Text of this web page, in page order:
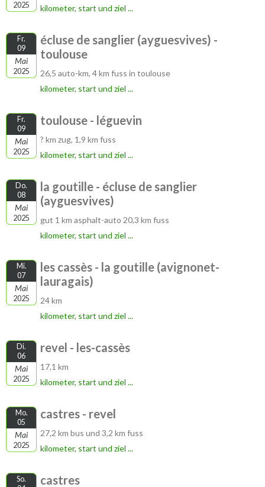
2025
kilometer, start und ziel ...
Fr.
09
Mai
2025
écluse de sanglier (ayguesvives) -
toulouse
26,5 auto-km, 4 km fuss in toulouse
kilometer, start und ziel ...
Fr.
09
Mai
2025
toulouse - léguevin
? km zug, 1,9 km fuss
kilometer, start und ziel ...
Do.
08
Mai
2025
la goutille - écluse de sanglier
(ayguesvives)
gut 1 km asphalt-auto 20,3 km fuss
kilometer, start und ziel ...
Mi.
07
Mai
2025
les cassès - la goutille (avignonet-
lauragais)
24 km
kilometer, start und ziel ...
Di.
06
Mai
2025
revel - les-cassès
17,1 km
kilometer, start und ziel ...
Mo.
05
Mai
2025
castres - revel
27,2 km bus und 3,2 km fuss
kilometer, start und ziel ...
So.
castres